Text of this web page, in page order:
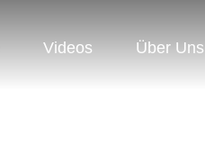
Videos Über Uns